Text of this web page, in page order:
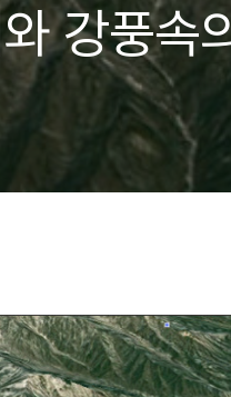
강풍속